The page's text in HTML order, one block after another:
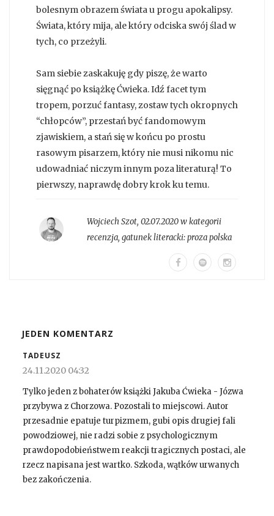
bolesnym obrazem świata u progu apokalipsy.
Świata, który mija, ale który odciska swój ślad w
tych, co przeżyli.
Sam siebie zaskakuję gdy piszę, że warto
sięgnąć po książkę Ćwieka. Idź facet tym
tropem, porzuć fantasy, zostaw tych okropnych
“chłopców”, przestań być fandomowym
zjawiskiem, a stań się w końcu po prostu
rasowym pisarzem, który nie musi nikomu nic
udowadniać niczym innym poza literaturą! To
pierwszy, naprawdę dobry krok ku temu.
Wojciech Szot, 02.07.2020 w kategorii
recenzja, gatunek literacki:proza polska
JEDEN KOMENTARZ
TADEUSZ
24.11.2020 04:32
Tylko jeden z bohaterów książki Jakuba Ćwieka - Józwa
przybywa z Chorzowa. Pozostali to miejscowi. Autor
przesadnie epatuje turpizmem, gubi opis drugiej fali
powodziowej, nie radzi sobie z psychologicznym
prawdopodobieństwem reakcji tragicznych postaci, ale
rzecz napisana jest wartko. Szkoda, wątków urwanych
bez zakończenia.